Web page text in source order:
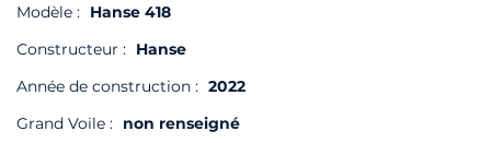
Modèle : Hanse 418
Constructeur : Hanse
Année de construction : 2022
Grand Voile : non renseigné